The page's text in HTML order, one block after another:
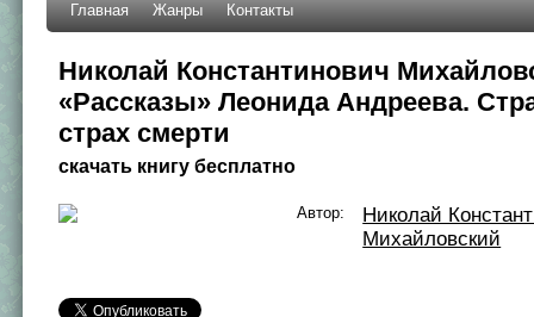
Главная Жанры Контакты
Николай Константинович
«Рассказы» Леонида Андреева.
страх смерти
скачать книгу бесплатно
Автор:
Николай
Михайловский